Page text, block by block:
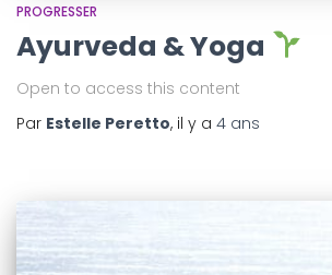
PROGRESSER
Ayurveda & Yoga
Open to access this content
Par Estelle Peretto, il y a 4 ans